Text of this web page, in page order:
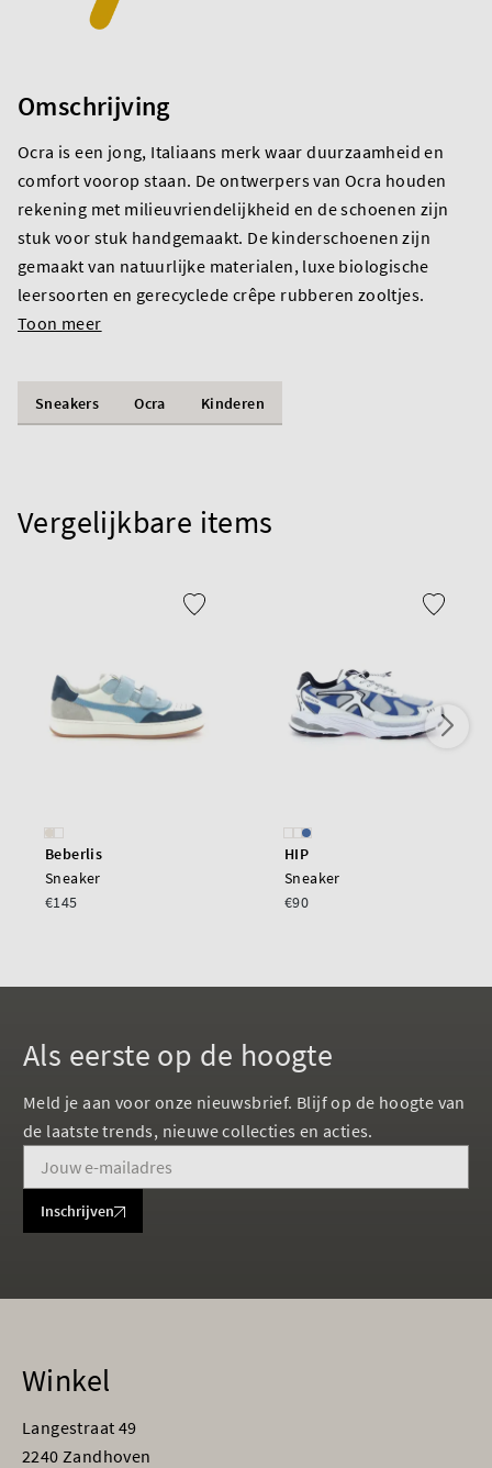
Omschrijving
Ocra is een jong, Italiaans merk waar duurzaamheid en
comfort voorop staan. De ontwerpers van Ocra houden
rekening met milieuvriendelijkheid en de schoenen zijn
stuk voor stuk handgemaakt. De kinderschoenen zijn
gemaakt van natuurlijke materialen, luxe biologische
leersoorten en gerecyclede crêpe rubberen zooltjes.
Toon meer
Sneakers Ocra Kinderen
Vergelijkbare items
Beberlis
Sneaker
€145
HIP
Sneaker
€90
Als eerste op de hoogte
Meld je aan voor onze nieuwsbrief. Blijf op de hoogte van
de laatste trends, nieuwe collecties en acties.
Inschrijven
Winkel
Langestraat 49
2240 Zandhoven